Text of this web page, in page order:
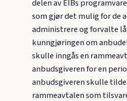
delen av EIBs
som gjør det mulig for de
administrere og forvalte
kunngjøringen om
skulle inngås en
anbudsgiveren for en
anbudsgiveren skulle
rammeavtalen som